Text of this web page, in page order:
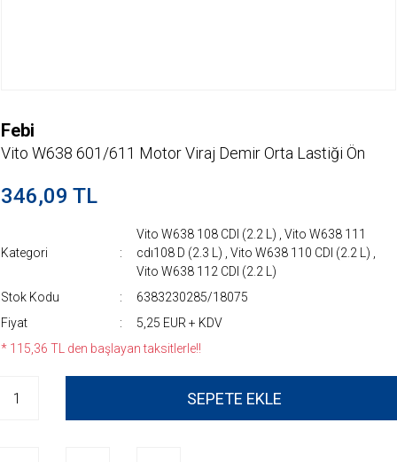
Febi
Vito W638 601/611 Motor Viraj Demir Orta Lastiği Ön
346,09 TL
Kategori
Vito W638 108 CDI (2.2 L)
Vito W638 111
cdı108 D (2.3 L)
Vito W638 110 CDI (2.2 L)
Vito W638 112 CDI (2.2 L)
Stok Kodu
6383230285/18075
Fiyat
5,25 EUR + KDV
* 115,36 TL den başlayan taksitlerle!!
SEPETE EKLE